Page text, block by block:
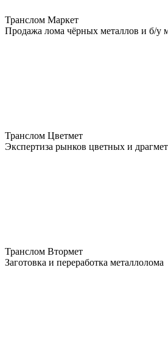
Транслом Маркет
Продажа лома чёрных металлов и б/у
Транслом Цветмет
Экспертиза рынков цветных и
Транслом Втормет
Заготовка и переработка металлолома